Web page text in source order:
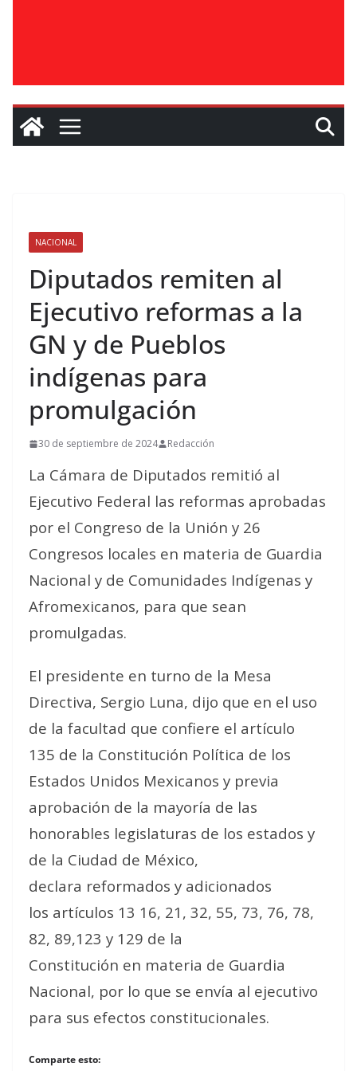
NACIONAL
Diputados remiten al
Ejecutivo reformas a la
GN y de Pueblos
indígenas para
promulgación
30 de septiembre de 2024 Redacción
La Cámara de Diputados remitió al
Ejecutivo Federal las reformas aprobadas
por el Congreso de la Unión y 26
Congresos locales en materia de Guardia
Nacional y de Comunidades Indígenas y
Afromexicanos, para que sean
promulgadas.
El presidente en turno de la Mesa
Directiva, Sergio Luna, dijo que en el uso
de la facultad que confiere el artículo
135 de la Constitución Política de los
Estados Unidos Mexicanos y previa
aprobación de la mayoría de las
honorables legislaturas de los estados y
de la Ciudad de México,
declara reformados y adicionados
los artículos 13 16, 21, 32, 55, 73, 76, 78,
82, 89,123 y 129 de la
Constitución en materia de Guardia
Nacional, por lo que se envía al ejecutivo
para sus efectos constitucionales.
Comparte esto: